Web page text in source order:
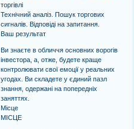
торгівлі
Технічний аналіз. Пошук торгових
сигналів. Відповіді на запитання.
Ваш результат
Ви знаєте в обличчя основних ворогів
інвестора, а, отже, будете краще
контролювати свої емоції у реальних
угодах. Ви складете у єдиний пазл
знання, одержані на попередніх
заняттях.
Місце
МІСЦЕ